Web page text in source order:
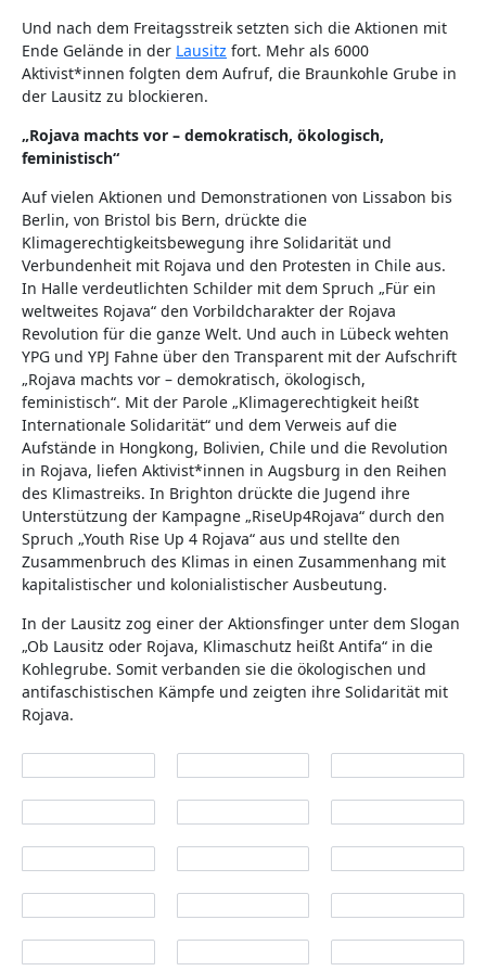
Und nach dem Freitagsstreik setzten sich die Aktionen mit
Ende Gelände in der Lausitz fort. Mehr als 6000
Aktivist*innen folgten dem Aufruf, die Braunkohle Grube in
der Lausitz zu blockieren.
„Rojava machts vor – demokratisch, ökologisch,
feministisch“
Auf vielen Aktionen und Demonstrationen von Lissabon bis
Berlin, von Bristol bis Bern, drückte die
Klimagerechtigkeitsbewegung ihre Solidarität und
Verbundenheit mit Rojava und den Protesten in Chile aus.
In Halle verdeutlichten Schilder mit dem Spruch „Für ein
weltweites Rojava“ den Vorbildcharakter der Rojava
Revolution für die ganze Welt. Und auch in Lübeck wehten
YPG und YPJ Fahne über den Transparent mit der Aufschrift
„Rojava machts vor – demokratisch, ökologisch,
feministisch“. Mit der Parole „Klimagerechtigkeit heißt
Internationale Solidarität“ und dem Verweis auf die
Aufstände in Hongkong, Bolivien, Chile und die Revolution
in Rojava, liefen Aktivist*innen in Augsburg in den Reihen
des Klimastreiks. In Brighton drückte die Jugend ihre
Unterstützung der Kampagne „RiseUp4Rojava“ durch den
Spruch „Youth Rise Up 4 Rojava“ aus und stellte den
Zusammenbruch des Klimas in einen Zusammenhang mit
kapitalistischer und kolonialistischer Ausbeutung.
In der Lausitz zog einer der Aktionsfinger unter dem Slogan
„Ob Lausitz oder Rojava, Klimaschutz heißt Antifa“ in die
Kohlegrube. Somit verbanden sie die ökologischen und
antifaschistischen Kämpfe und zeigten ihre Solidarität mit
Rojava.